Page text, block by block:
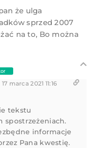
że ulga
sprzed 2007
na to, Bo można
17 marca 2021 11:16
tekstu
spostrzeżeniach.
informacje
Pana kwestię.